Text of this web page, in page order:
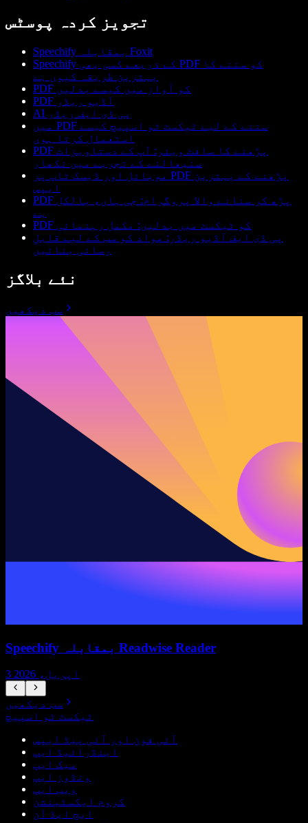
تجویز کردہ پوسٹس
Speechify بمقابلہ Foxit
Speechify کے ذریعے کسی بھی PDF کو سننے کا
بہترین طریقہ کیوں ہے
PDF کو آواز میں کیسے بدلیں
PDF آڈیو ریڈر
AI پی ڈی ایف ریڈر
میں PDF سننے کے لیے ٹیکسٹ ٹو اسپیچ کیسے
استعمال کرتا ہوں
PDF پڑھنے کا سافٹ ویئر: آپ کے دستاویزات
سنبھالنے کے تجربے میں نکھار
موبائل اور ڈیسک ٹاپ پر PDF پڑھنے کے بہترین
ایپس
PDF پڑھ کر سنانے والا پروگرام: جی ہاں، بالکل
ہے
PDF کو ٹیکسٹ میں بدلیں: مکمل رہنمائی
پی ڈی ایف آڈیو ریڈر: مواد کو سب کے لیے قابلِ
رسائی بنائیں
نئے بلاگز
سب دیکھیں
Speechify بمقابلہ Readwise Reader
3 اپریل، 2026
سب دیکھیں
ٹیکسٹ ٹو اسپیچ
آئی فون اور آئی پیڈ ایپس
اینڈرائیڈ ایپ
میک ایپ
ونڈوز ایپ
ویب ایپ
کروم ایکسٹینشن
ایج ایڈ آن